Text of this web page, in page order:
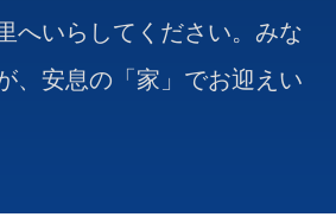
へいらしてください。みな
、安息の「家」でお迎えい